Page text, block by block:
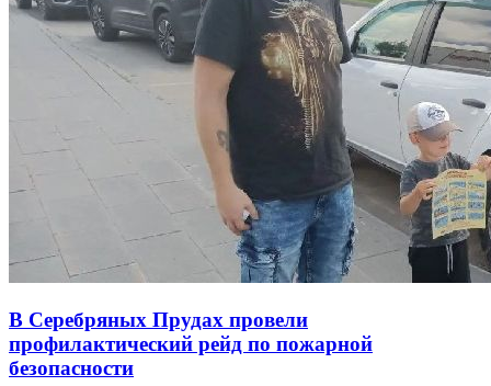
В Серебряных Прудах провели
профилактический рейд по пожарной
безопасности